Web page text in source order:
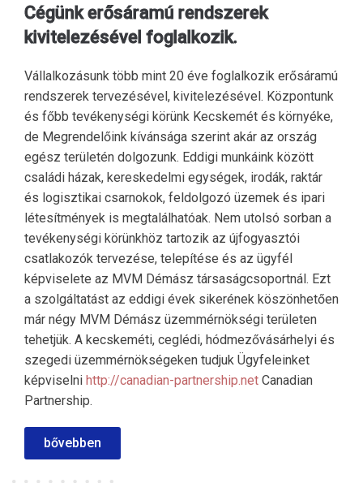
Cégünk erősáramú rendszerek
kivitelezésével foglalkozik.
Vállalkozásunk több mint 20 éve foglalkozik erősáramú
rendszerek tervezésével, kivitelezésével. Központunk
és főbb tevékenységi körünk Kecskemét és környéke,
de Megrendelőink kívánsága szerint akár az ország
egész területén dolgozunk. Eddigi munkáink között
családi házak, kereskedelmi egységek, irodák, raktár
és logisztikai csarnokok, feldolgozó üzemek és ipari
létesítmények is megtalálhatóak. Nem utolsó sorban a
tevékenységi körünkhöz tartozik az újfogyasztói
csatlakozók tervezése, telepítése és az ügyfél
képviselete az MVM Démász társaságcsoportnál. Ezt
a szolgáltatást az eddigi évek sikerének köszönhetően
már négy MVM Démász üzemmérnökségi területen
tehetjük. A kecskeméti, ceglédi, hódmezővásárhelyi és
szegedi üzemmérnökségeken tudjuk Ügyfeleinket
képviselni http://canadian-partnership.net Canadian
Partnership.
bővebben